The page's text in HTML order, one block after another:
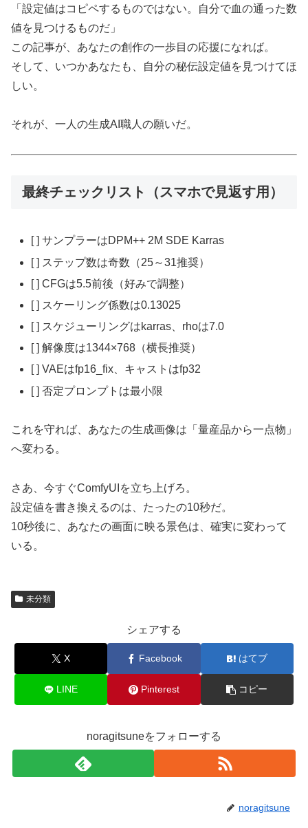
「設定値はコピペするものではない。自分で血の通った数
値を見つけるものだ」
この記事が、あなたの創作の一歩目の応援になれば。
そして、いつかあなたも、自分の秘伝設定値を見つけてほ
しい。
それが、一人の生成AI職人の願いだ。
最終チェックリスト（スマホで見返す用）
[ ] サンプラーはDPM++ 2M SDE Karras
[ ] ステップ数は奇数（25～31推奨）
[ ] CFGは5.5前後（好みで調整）
[ ] スケーリング係数は0.13025
[ ] スケジューリングはkarras、rhoは7.0
[ ] 解像度は1344×768（横長推奨）
[ ] VAEはfp16_fix、キャストはfp32
[ ] 否定プロンプトは最小限
これを守れば、あなたの生成画像は「量産品から一点物」
へ変わる。
さあ、今すぐComfyUIを立ち上げろ。
設定値を書き換えるのは、たったの10秒だ。
10秒後に、あなたの画面に映る景色は、確実に変わって
いる。
未分類
シェアする
X Facebook はてブ
LINE Pinterest コピー
noragitsuneをフォローする
noragitsune